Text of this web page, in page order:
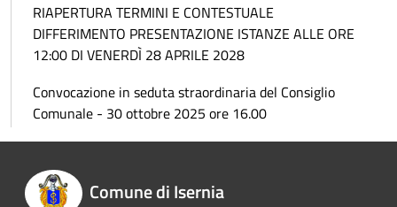
RIAPERTURA TERMINI E CONTESTUALE
DIFFERIMENTO PRESENTAZIONE ISTANZE ALLE ORE
12:00 DI VENERDÌ 28 APRILE 2028
Convocazione in seduta straordinaria del Consiglio
Comunale - 30 ottobre 2025 ore 16.00
Comune di Isernia